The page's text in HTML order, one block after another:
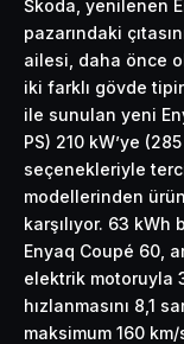
Škoda, yenilenen
pazarındaki
ailesi, daha önce
iki farklı gövde
ile sunulan yeni
PS) 210 kW’ye
seçenekleriyle
modellerinden
karşılıyor. 63
Enyaq Coupé 60,
elektrik motoruyla
hızlanmasını 8,1
maksimum 160 km/